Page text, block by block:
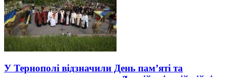
У Тернополі відзначили День пам’яті та